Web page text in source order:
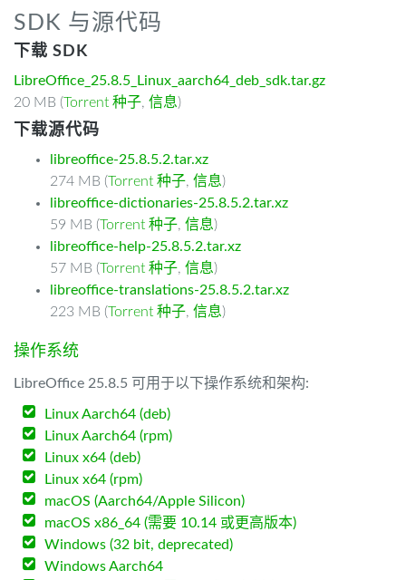
SDK 与源代码
下载 SDK
LibreOffice_25.8.5_Linux_aarch64_deb_sdk.tar.gz
20 MB (Torrent 种子, 信息)
下载源代码
libreoffice-25.8.5.2.tar.xz
274 MB (Torrent 种子, 信息)
libreoffice-dictionaries-25.8.5.2.tar.xz
59 MB (Torrent 种子, 信息)
libreoffice-help-25.8.5.2.tar.xz
57 MB (Torrent 种子, 信息)
libreoffice-translations-25.8.5.2.tar.xz
223 MB (Torrent 种子, 信息)
操作系统
LibreOffice 25.8.5 可用于以下操作系统和架构:
Linux Aarch64 (deb)
Linux Aarch64 (rpm)
Linux x64 (deb)
Linux x64 (rpm)
macOS (Aarch64/Apple Silicon)
macOS x86_64 (需要 10.14 或更高版本)
Windows (32 bit, deprecated)
Windows Aarch64